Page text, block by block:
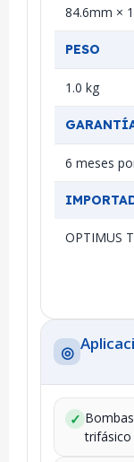
84.6mm ×
PESO
1.0 kg
6 meses
OPTIMUS
◎
✓
trifásico